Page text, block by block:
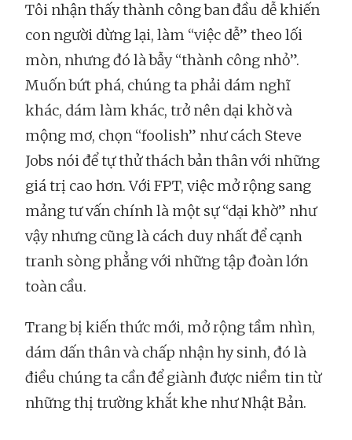
Tôi nhận thấy thành công ban đầu dễ khiến
con người dừng lại, làm “việc dễ” theo lối
mòn, nhưng đó là bẫy “thành công nhỏ”.
Muốn bứt phá, chúng ta phải dám nghĩ
khác, dám làm khác, trở nên dại khờ và
mộng mơ, chọn “foolish” như cách Steve
Jobs nói để tự thử thách bản thân với những
giá trị cao hơn. Với FPT, việc mở rộng sang
mảng tư vấn chính là một sự “dại khờ” như
vậy nhưng cũng là cách duy nhất để cạnh
tranh sòng phẳng với những tập đoàn lớn
toàn cầu.
Trang bị kiến thức mới, mở rộng tầm nhìn,
dám dấn thân và chấp nhận hy sinh, đó là
điều chúng ta cần để giành được niềm tin từ
những thị trường khắt khe như Nhật Bản.